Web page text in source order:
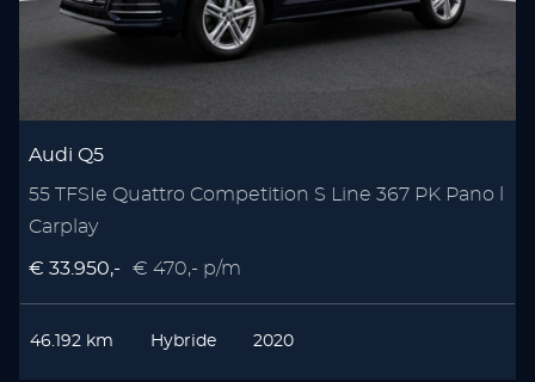
Audi Q5
55 TFSIe Quattro Competition S Line 367 PK Pano l
Carplay
€ 33.950,- € 470,- p/m
46.192 km Hybride 2020